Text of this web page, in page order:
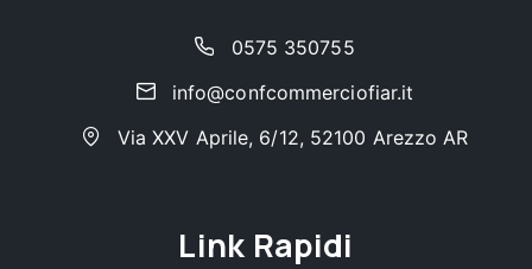
0575 350755
info@confcommerciofiar.it
Via XXV Aprile, 6/12, 52100 Arezzo AR
Link Rapidi